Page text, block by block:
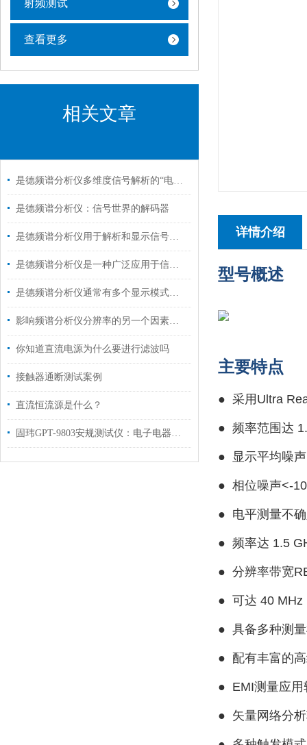
射频测试
查看更多
相关文章
是德频谱分析仪多维度信号解析的“电子显微镜”
是德频谱分析仪：信号世界的解码器
是德频谱分析仪用于解析和显示信号的频谱特性
是德频谱分析仪是一种广泛应用于信号处理和通信领域的仪器
是德频谱分析仪通常有多个显示模式，包括对数型和线性型
影响频谱分析仪分辨率的另一个因素是本地振荡器的频率稳定度
你知道直流电源为什么要进行滤波吗
接触器通断测试案例
直流恒流源是什么？
固玮GPT-9803安规测试仪：电子电器产品安全测试的得力助手
详情介绍
型号概述
主要特点
● 采用Ultra
● 频率范围达
● 显示平均噪
● 相位噪声<-
● 电平测量不
● 频率达 1.5
● 分辨率带宽
● 可达 40 MHz
● 具备多种测
● 配有丰富的
● EMI测量应
● 矢量网络分